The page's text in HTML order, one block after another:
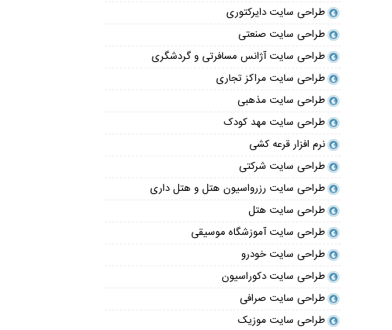
طراحی سایت دایرکتوری
طراحی سایت صنعتی
طراحی سایت آژانس مسافرتی و گردشگری
طراحی سایت مراکز تجاری
طراحی سایت مذهبی
طراحی سایت مهد کودک
نرم افزار قرعه کشی
طراحی سایت شرکتی
طراحی سایت رزرواسیون هتل و هتل داری
طراحی سایت هتل
طراحی سایت آموزشگاه موسیقی
طراحی سایت خودرو
طراحی سایت دکوراسیون
طراحی سایت صرافی
طراحی سایت موزیک